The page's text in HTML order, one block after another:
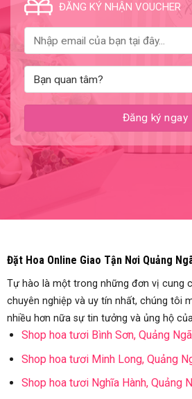
ĐĂNG KÝ NHẬN VOUCHER
Đặt Hoa Online Giao Tận Nơi Quảng
Tự hào là một trong những đơn vị cung
chuyên nghiệp và uy tín nhất, chúng tôi
nhiều hơn nữa sự tin tưởng và ủng hộ
Shop hoa tươi Bình Sơn, Quảng
Shop hoa tươi Minh Long, Quảng
Shop hoa tươi Nghĩa Hành, Quảng